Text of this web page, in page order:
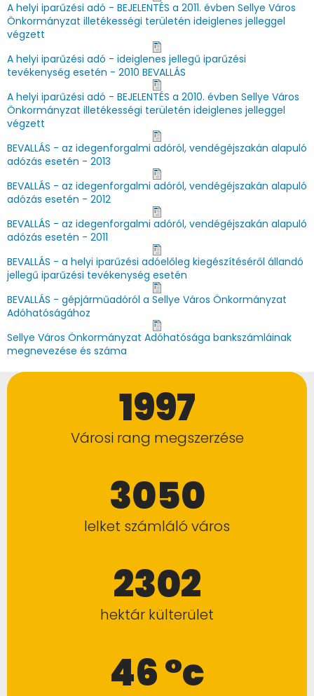
A helyi iparűzési adó - BEJELENTÉS a 2011. évben Sellye Város
Önkormányzat illetékességi területén ideiglenes jelleggel
végzett
A helyi iparűzési adó - ideiglenes jellegű iparűzési
tevékenység esetén - 2010 BEVALLÁS
A helyi iparűzési adó - BEJELENTÉS a 2010. évben Sellye Város
Önkormányzat illetékességi területén ideiglenes jelleggel
végzett
BEVALLÁS - az idegenforgalmi adóról, vendégéjszakán alapuló
adózás esetén - 2013
BEVALLÁS - az idegenforgalmi adóról, vendégéjszakán alapuló
adózás esetén - 2012
BEVALLÁS - az idegenforgalmi adóról, vendégéjszakán alapuló
adózás esetén - 2011
BEVALLÁS - a helyi iparűzési adóelőleg kiegészítéséről állandó
jellegű iparűzési tevékenység esetén
BEVALLÁS - gépjárműadóról a Sellye Város Önkormányzat
Adóhatóságához
Sellye Város Önkormányzat Adóhatósága bankszámláinak
megnevezése és száma
1997
Városi rang megszerzése
3050
lelket számláló város
2302
hektár külterület
46 °c